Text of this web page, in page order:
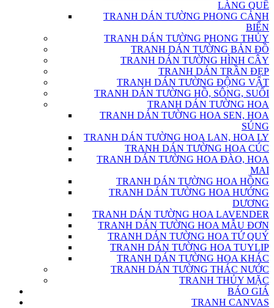
LÀNG QUÊ
TRANH DÁN TƯỜNG PHONG CẢNH
BIỂN
TRANH DÁN TƯỜNG PHONG THỦY
TRANH DÁN TƯỜNG BẢN ĐỒ
TRANH DÁN TƯỜNG HÌNH CÂY
TRANH DÁN TRẦN ĐẸP
TRANH DÁN TƯỜNG ĐỘNG VẬT
TRANH DÁN TƯỜNG HỒ, SÔNG, SUỐI
TRANH DÁN TƯỜNG HOA
TRANH DÁN TƯỜNG HOA SEN, HOA
SÚNG
TRANH DÁN TƯỜNG HOA LAN, HOA LY
TRANH DÁN TƯỜNG HOA CÚC
TRANH DÁN TƯỜNG HOA ĐÀO, HOA
MAI
TRANH DÁN TƯỜNG HOA HỒNG
TRANH DÁN TƯỜNG HOA HƯỚNG
DƯƠNG
TRANH DÁN TƯỜNG HOA LAVENDER
TRANH DÁN TƯỜNG HOA MẪU ĐƠN
TRANH DÁN TƯỜNG HOA TỨ QUÝ
TRANH DÁN TƯỜNG HOA TUYLIP
TRANH DÁN TƯỜNG HOA KHÁC
TRANH DÁN TƯỜNG THÁC NƯỚC
TRANH THỦY MẶC
BÁO GIÁ
TRANH CANVAS